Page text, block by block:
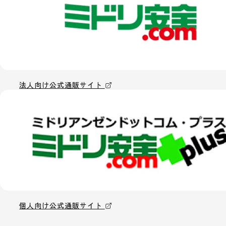
法人向け公式通販サイト
個人向け公式通販サイト